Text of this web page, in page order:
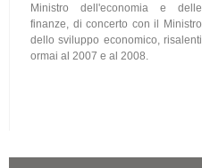
Ministro dell'economia e delle
finanze, di concerto con il Ministro
dello sviluppo economico, risalenti
ormai al 2007 e al 2008.